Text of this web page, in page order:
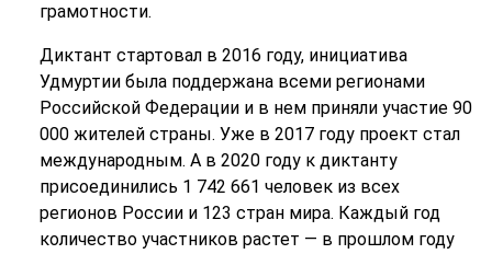
грамотности.
Диктант стартовал в 2016 году, инициатива
Удмуртии была поддержана всеми регионами
Российской Федерации и в нем приняли участие 90
000 жителей страны. Уже в 2017 году проект стал
международным. А в 2020 году к диктанту
присоединились 1 742 661 человек из всех
регионов России и 123 стран мира. Каждый год
количество участников растет — в прошлом году